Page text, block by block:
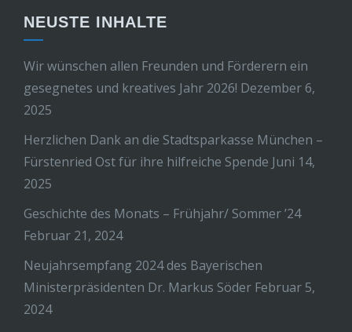
NEUSTE INHALTE
Wir wünschen allen Freunden und Förderern ein
gesegnetes und kreatives Jahr 2026! Dezember 6,
2025
Herzlichen Dank an die Stadtsparkasse München –
Fürstenried Ost für ihre hilfreiche Spende Juni 14,
2025
Geschichte des Monats – Frühjahr/ Sommer ’24
Februar 21, 2024
Neujahrsempfang 2024 des Bayerischen
Ministerpräsidenten Dr. Markus Söder Februar 5,
2024